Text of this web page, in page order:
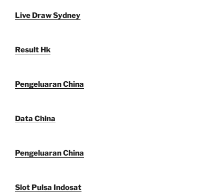
Live Draw Sydney
Result Hk
Pengeluaran China
Data China
Pengeluaran China
Slot Pulsa Indosat